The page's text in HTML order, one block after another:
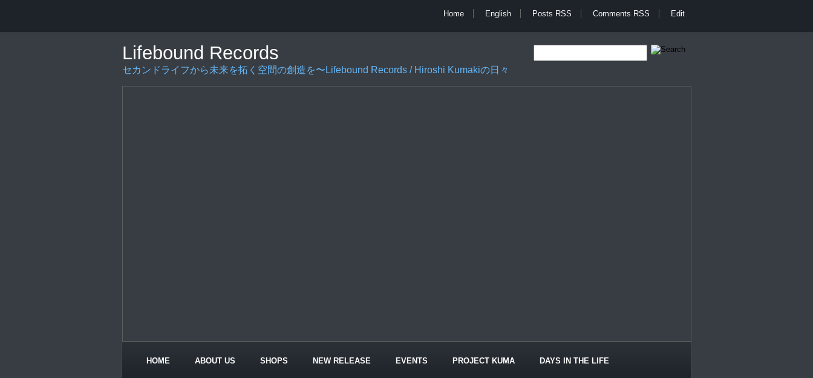
Home English Posts RSS Comments RSS Edit
Lifebound Records
セカンドライフから未来を拓く空間の創造を〜Lifebound Records / Hiroshi Kumakiの日々
HOME ABOUT US SHOPS NEW RELEASE EVENTS PROJECT KUMA DAYS IN THE LIFE